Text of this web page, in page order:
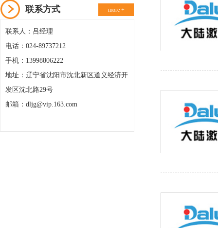
联系方式 more +
联系人：吕经理
电话：024-89737212
手机：13998806222
地址：辽宁省沈阳市沈北新区道义经济开
发区沈北路29号
邮箱：dljg@vip.163.com